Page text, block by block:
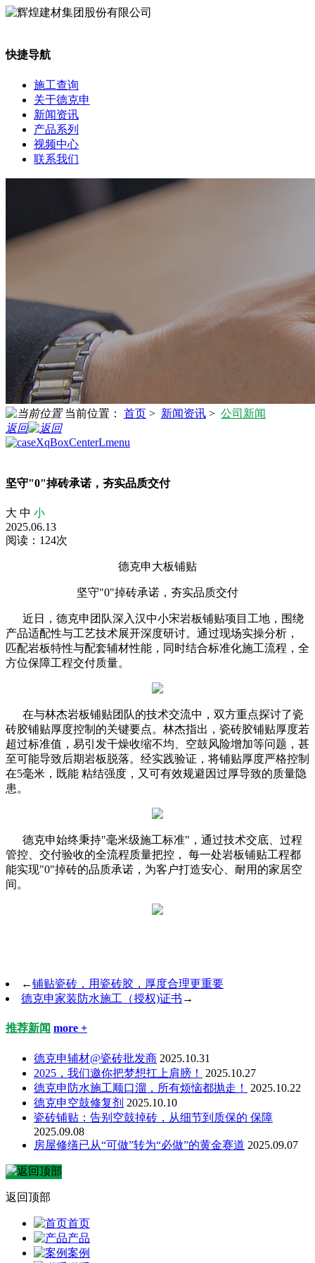
快捷导航
施工查询
关于德克申
新闻资讯
产品系列
视频中心
联系我们
当前位置： 首页 > 新闻资讯 > 公司新闻
返回
坚守"0"掉砖承诺，夯实品质交付
大 中 小
2025.06.13
阅读：124次
德克申大板铺贴
坚守"0"掉砖承诺，夯实品质交付
近日，德克申团队深入汉中小宋岩板铺贴项目工地，围绕
产品适配性与工艺技术展开深度研讨。通过现场实操分析，
匹配岩板特性与配套辅材性能，同时结合标准化施工流程，全
方位保障工程交付质量。
在与林杰岩板铺贴团队的技术交流中，双方重点探讨了瓷
砖胶铺贴厚度控制的关键要点。林杰指出，瓷砖胶铺贴厚度若
超过标准值，易引发干燥收缩不均、空鼓风险增加等问题，甚
至可能导致后期岩板脱落。经实践验证，将铺贴厚度严格控制
在5毫米，既能 粘结强度，又可有效规避因过厚导致的质量隐
患。
德克申始终秉持"毫米级施工标准"，通过技术交底、过程
管控、交付验收的全流程质量把控， 每一处岩板铺贴工程都
能实现"0"掉砖的品质承诺，为客户打造安心、耐用的家居空
间。
←铺贴瓷砖，用瓷砖胶，厚度合理更重要
德克申家装防水施工（授权)证书 →
推荐新闻 more +
德克申辅材@瓷砖批发商 2025.10.31
2025，我们邀你把梦想扛上肩膀！
2025.10.27
德克申防水施工顺口溜，所有烦恼都抛走！
2025.10.22
德克申空鼓修复剂 2025.10.10
瓷砖铺贴：告别空鼓掉砖，从细节到质保的 保障
2025.09.08
房屋修缮已从“可做”转为“必做”的黄金赛道 2025.09.07
返回顶部
首页
产品
案例